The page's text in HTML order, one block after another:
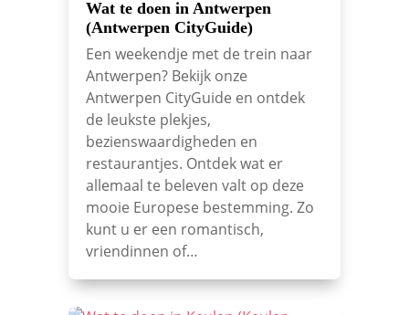
Wat te doen in Antwerpen
(Antwerpen CityGuide)
Een weekendje met de trein naar
Antwerpen? Bekijk onze
Antwerpen CityGuide en ontdek
de leukste plekjes,
bezienswaardigheden en
restaurantjes. Ontdek wat er
allemaal te beleven valt op deze
mooie Europese bestemming. Zo
kunt u er een romantisch,
vriendinnen of…